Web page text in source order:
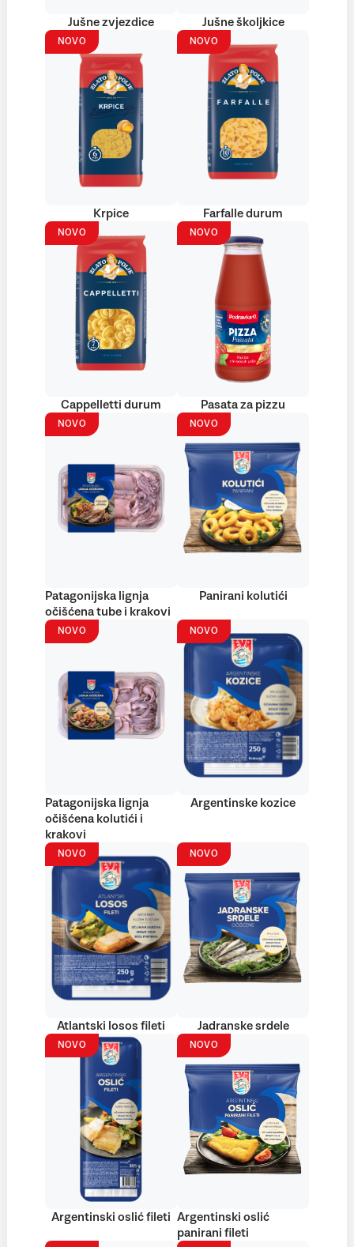
Jušne zvjezdice Jušne školjkice
NOVO
Krpice
NOVO
Farfalle durum
NOVO
Cappelletti durum
NOVO
Pasata za pizzu
NOVO
Patagonijska lignja
očišćena tube i krakovi
NOVO
Panirani kolutići
NOVO
Patagonijska lignja
očišćena kolutići i
krakovi
NOVO
Argentinske kozice
NOVO
Atlantski losos fileti
NOVO
Jadranske srdele
NOVO
Argentinski oslić fileti
NOVO
Argentinski oslić
panirani fileti